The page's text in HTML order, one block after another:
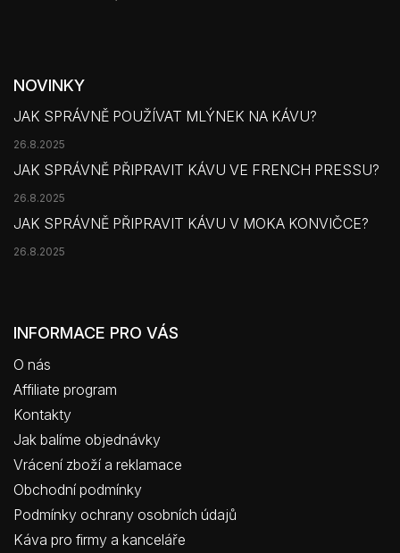
NOVINKY
JAK SPRÁVNĚ POUŽÍVAT MLÝNEK NA KÁVU?
26.8.2025
JAK SPRÁVNĚ PŘIPRAVIT KÁVU VE FRENCH PRESSU?
26.8.2025
JAK SPRÁVNĚ PŘIPRAVIT KÁVU V MOKA KONVIČCE?
26.8.2025
INFORMACE PRO VÁS
O nás
Affiliate program
Kontakty
Jak balíme objednávky
Vrácení zboží a reklamace
Obchodní podmínky
Podmínky ochrany osobních údajů
Káva pro firmy a kanceláře